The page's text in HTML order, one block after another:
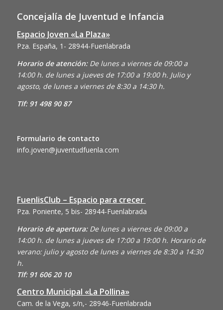
Concejalía de Juventud e Infancia
Espacio Joven «La Plaza»
Pza. España, 1- 28944-Fuenlabrada
Horario de atención: De lunes a viernes de 09:00 a
14:00 h. de lunes a jueves de 17:00 a 19:00 h. Julio y
agosto, de lunes a viernes de 8:30 a 14:30 h.
Tlf: 91 498 90 87
Formulario de contacto
info.joven@juventudfuenla.com
FuenlisClub – Espacio para crecer
Pza. Poniente, 5 bis- 28944-Fuenlabrada
Horario de apertura:De lunes a viernes de 09:00 a
14:00 h. de lunes a jueves de 17:00 a 19:00 h. Horario de
verano: julio y agosto de lunes a viernes de 8:30 a 14:30
h.
Tlf: 91 606 20 10
Centro Municipal «La Pollina»
Cam. de la Vega, s/n,- 28946-Fuenlabrada